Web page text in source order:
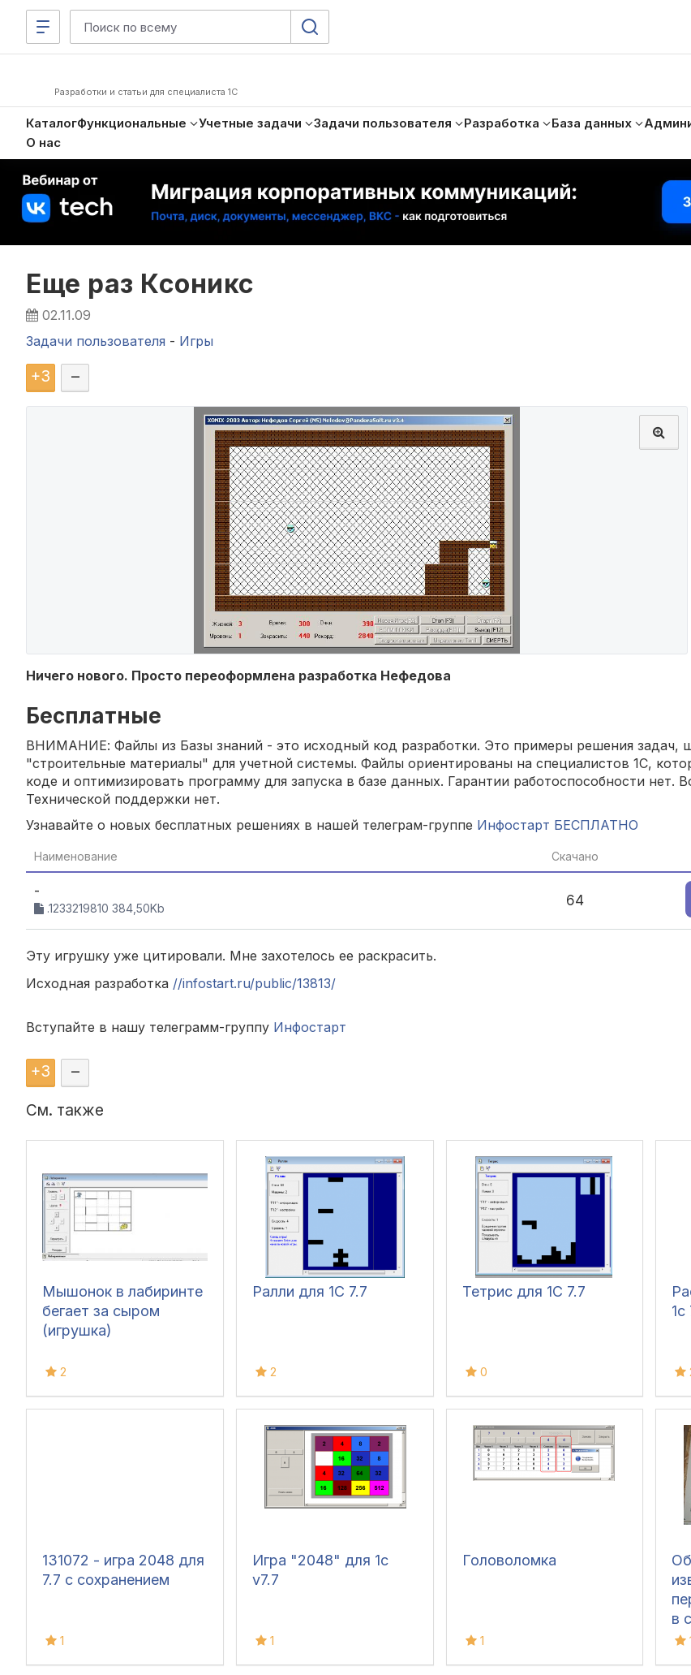
Разработки и статьи для специалиста 1С
КаталогФункциональные Учетные задачи Задачи пользователя Разработка База данных
О нас
Еще раз Ксоникс
02.11.09
Задачи пользователя - Игры
+3 –
Ничего нового. Просто переоформлена разработка Нефедова
Бесплатные
ВНИМАНИЕ: Файлы из Базы знаний - это исходный код разработки. Это примеры решения задач,
"строительные материалы" для учетной системы. Файлы ориентированы на специалистов 1С,
коде и оптимизировать программу для запуска в базе данных. Гарантии работоспособности нет.
Технической поддержки нет.
Узнавайте о новых бесплатных решениях в нашей телеграм-группе Инфостарт БЕСПЛАТНО
Наименование Скачано
-
.1233219810 384,50Kb 64
Эту игрушку уже цитировали. Мне захотелось ее раскрасить.
Исходная разработка //infostart.ru/public/13813/
Вступайте в нашу телеграмм-группу Инфостарт
+3 –
См. также
Мышонок в лабиринте
бегает за сыром
(игрушка)
2
Ралли для 1С 7.7
2
Тетрис для 1С 7.7
0
1с
131072 - игра 2048 для
7.7 с сохранением
1
Игра "2048" для 1с
v7.7
1
Головоломка
1
в